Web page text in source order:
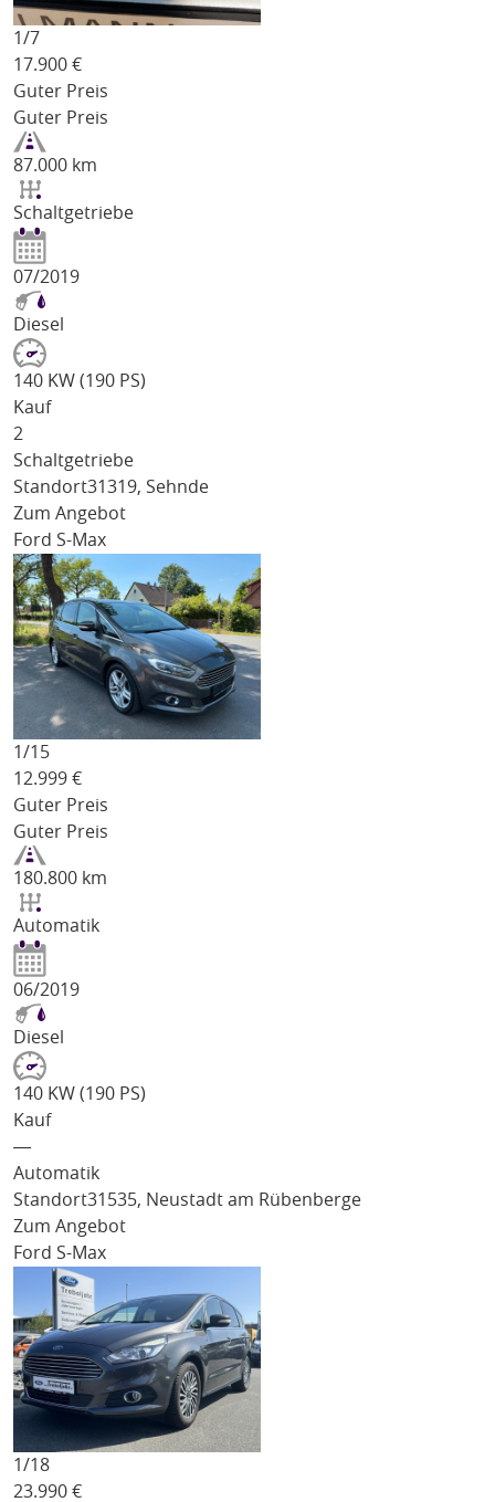
1/7
17.900 €
Guter Preis
Guter Preis
87.000 km
Schaltgetriebe
07/2019
Diesel
140 KW (190 PS)
Kauf
2
Schaltgetriebe
Standort31319, Sehnde
Zum Angebot
Ford S-Max
1/15
12.999 €
Guter Preis
Guter Preis
180.800 km
Automatik
06/2019
Diesel
140 KW (190 PS)
Kauf
―
Automatik
Standort31535, Neustadt am Rübenberge
Zum Angebot
Ford S-Max
1/18
23.990 €